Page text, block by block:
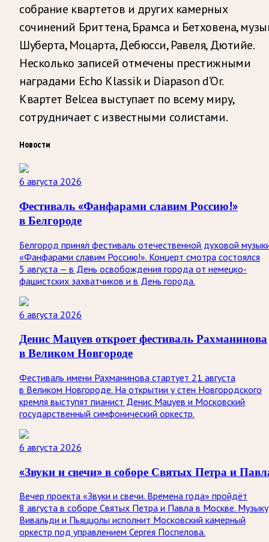
собрание квартетов и других камерных
сочинений Бриттена, Брамса и Бетховена,
Шуберта, Моцарта, Дебюсси, Равеля, Дютийе.
Несколько записей отмечены престижными
наградами Echo Klassik и Diapason d’Or.
Квартет Belcea выступает по всему миру,
сотрудничает с известными солистами.
Новости
6 августа 2026
Фестиваль «Фанфарами славим Россию!»
в Белгороде
Белгород принял фестиваль отечественной духовой
«Фанфарами славим Россию!». Концерт смотра состоялся
5 августа — в День освобождения города от немецко-
фашистских захватчиков и в День города.
6 августа 2026
Денис Мацуев откроет фестиваль Рахманинова
в Великом Новгороде
Фестиваль имени Рахманинова стартует 21 августа
в Великом Новгороде. На открытии у стен Новгородского
кремля выступят пианист Денис Мацуев и Московский
государственный симфонический оркестр.
6 августа 2026
«Звуки и свечи» в соборе Святых Петра и
Вечер проекта «Звуки и свечи. Времена года» пройдёт
8 августа в соборе Святых Петра и Павла в Москве. Музыку
Вивальди и Пьяццолы исполнит Московский камерный
оркестр под управлением Сергея Поспелова.